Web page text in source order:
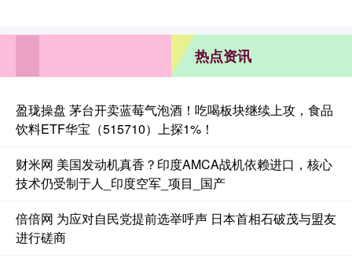
热点资讯
盈珑操盘 茅台开卖蓝莓气泡酒！吃喝板块继续上攻，食品
饮料ETF华宝（515710）上探1%！
财米网 美国发动机真香？印度AMCA战机依赖进口，核心
技术仍受制于人_印度空军_项目_国产
倍倍网 为应对自民党提前选举呼声 日本首相石破茂与盟友
进行磋商